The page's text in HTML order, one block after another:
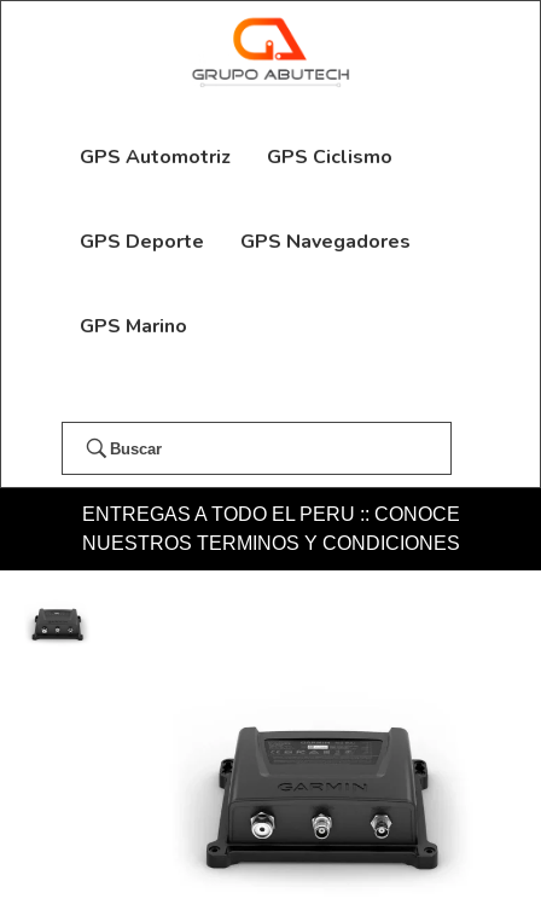
GPS Automotriz GPS Ciclismo
GPS Deporte GPS Navegadores
GPS Marino
Buscar
ENTREGAS A TODO EL PERU :: CONOCE
NUESTROS TERMINOS Y CONDICIONES